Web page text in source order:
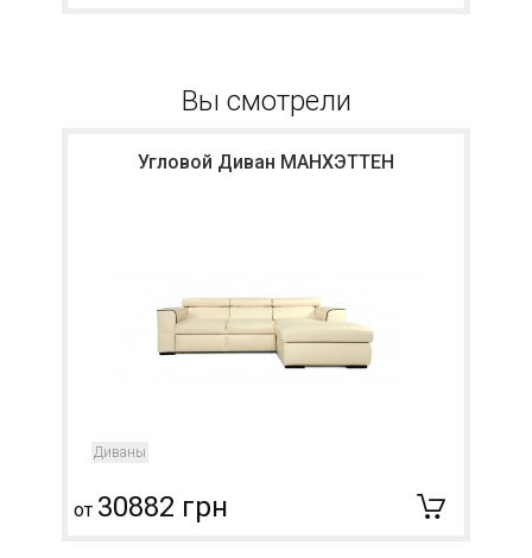
Вы смотрели
Угловой Диван МАНХЭТТЕН
Диваны
от 30882 грн